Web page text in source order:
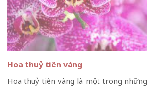
Hoa thuỷ tiên vàng
Hoa thuỷ tiên vàng là một trong những